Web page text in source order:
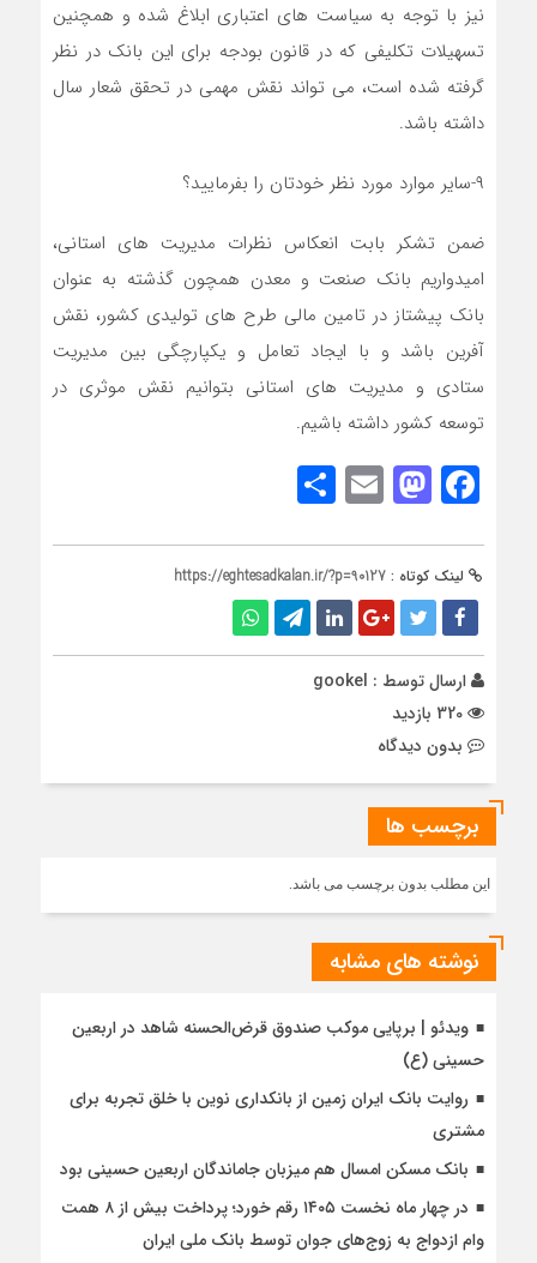
نیز با توجه به سیاست های اعتباری ابلاغ شده و همچنین
تسهیلات تکلیفی که در قانون بودجه برای این بانک در نظر
گرفته شده است، می تواند نقش مهمی در تحقق شعار سال
داشته باشد.
۹-سایر موارد مورد نظر خودتان را بفرمایید؟
ضمن تشکر بابت انعکاس نظرات مدیریت های استانی،
امیدواریم بانک صنعت و معدن همچون گذشته به عنوان
بانک پیشتاز در تامین مالی طرح های تولیدی کشور، نقش
آفرین باشد و با ایجاد تعامل و یکپارچگی بین مدیریت
ستادی و مدیریت های استانی بتوانیم نقش موثری در
توسعه کشور داشته باشیم.
Facebook
Mastodon
Email
لینک کوتاه : https://eghtesadkalan.ir/?p=90127
ارسال توسط : gookel
بدون دیدگاه
برچسب ها
این مطلب بدون برچسب می باشد.
نوشته های مشابه
ویدئو | برپایی موکب صندوق قرض‌الحسنه شاهد در اربعین
حسینی (ع)
روایت بانک ایران زمین از بانکداری نوین با خلق تجربه برای
مشتری
بانک مسکن امسال هم میزبان جاماندگان اربعین حسینی بود
در چهار ماه نخست ۱۴۰۵ رقم خورد؛ پرداخت بیش از ۸ همت
وام ازدواج به زوج‌های جوان توسط بانک ملی ایران